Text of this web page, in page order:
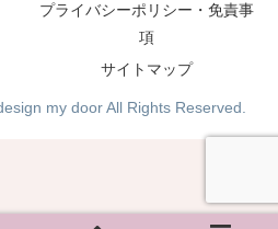
プライバシーポリシー・免責事
項
サイトマップ
my door All Rights Reserved.